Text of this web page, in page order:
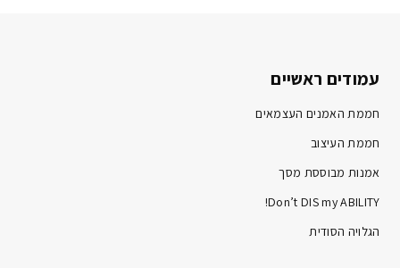
עמודים ראשיים
חממת האמנים העצמאים
חממת העיצוב
אמנות מבוססת מסך
Don’t DIS my ABILITY!
הגלויה הסודית